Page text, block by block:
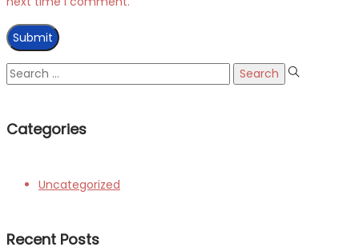
Search
Categories
Uncategorized
Recent Posts